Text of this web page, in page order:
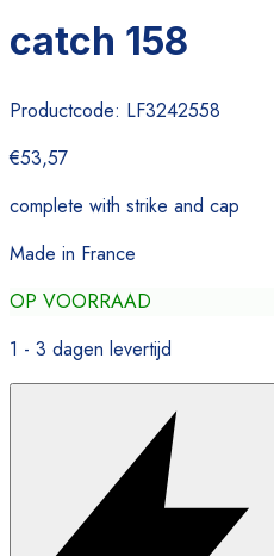
catch 158
Productcode: LF3242558
€53,57
complete with strike and cap
Made in France
OP VOORRAAD
1 - 3 dagen levertijd